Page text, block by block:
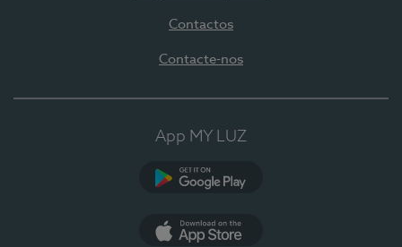
Contactos
Contacte-nos
App MY LUZ